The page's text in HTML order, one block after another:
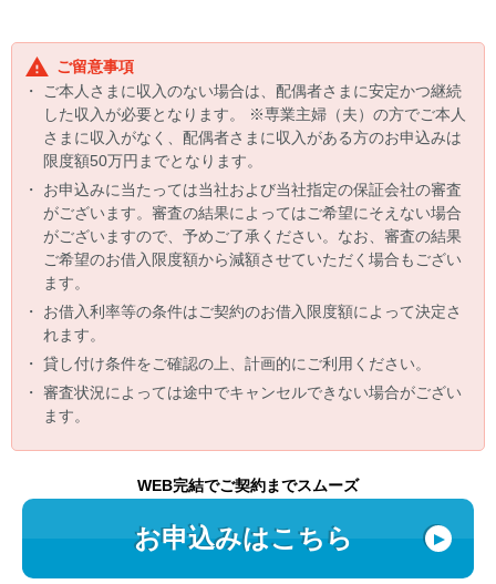
ご留意事項
・
ご本人さまに収入のない場合は、配偶者さまに安定かつ継続
した収入が必要となります。 ※専業主婦（夫）の方でご本人
さまに収入がなく、配偶者さまに収入がある方のお申込みは
限度額50万円までとなります。
・ お申込みに当たっては当社および当社指定の保証会社の審査
がございます。審査の結果によってはご希望にそえない場合
がございますので、予めご了承ください。なお、審査の結果
ご希望のお借入限度額から減額させていただく場合もござい
ます。
・ お借入利率等の条件はご契約のお借入限度額によって決定さ
れます。
・ 貸し付け条件をご確認の上、計画的にご利用ください。
・ 審査状況によっては途中でキャンセルできない場合がござい
ます。
WEB完結でご契約までスムーズ
お申込みはこちら